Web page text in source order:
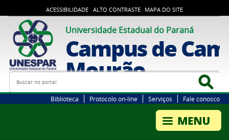
ACESSIBILIDADE ALTO CONTRASTE MAPA DO SITE
Universidade Estadual do Paraná
Campus de
Mourão
Busca
Biblioteca Protocolo on-line Serviços Fale conosco